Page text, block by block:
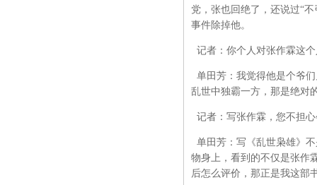
党，张也回绝了，还说过“
事件除掉他。
记者：你个人对张作霖这
单田芳：我觉得他是个爷
乱世中独霸一方，那是绝对
记者：写张作霖，您不担
单田芳：写《乱世枭雄》
物身上，看到的不仅是张作
后怎么评价，那正是我这部